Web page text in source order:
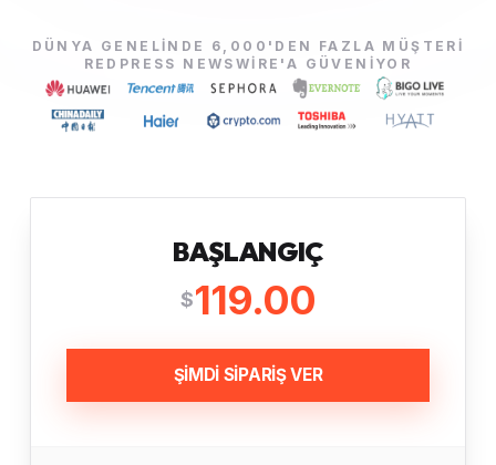
DÜNYA GENELINDE 6,000'DEN FAZLA MÜŞTERI
REDPRESS NEWSWIRE'A GÜVENIYOR
BAŞLANGIÇ
$119.00
ŞİMDİ SİPARİŞ VER